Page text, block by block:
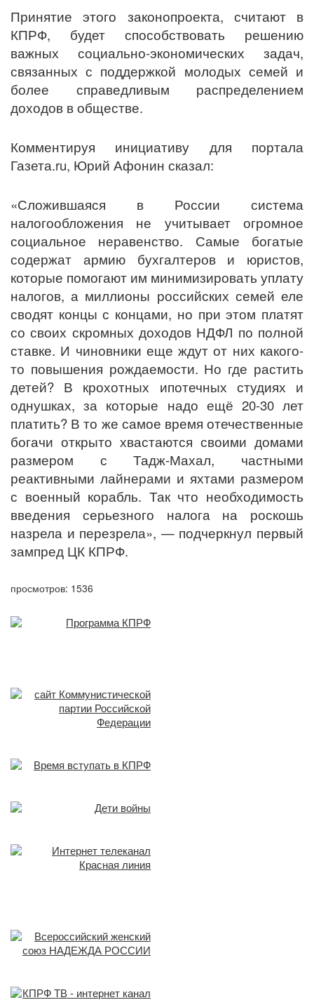
Принятие этого законопроекта, считают в
КПРФ, будет способствовать решению
важных социально-экономических задач,
связанных с поддержкой молодых семей и
более справедливым распределением
доходов в обществе.
Комментируя инициативу для портала
Газета.ru, Юрий Афонин сказал:
«Сложившаяся в России система
налогообложения не учитывает огромное
социальное неравенство. Самые богатые
содержат армию бухгалтеров и юристов,
которые помогают им минимизировать уплату
налогов, а миллионы российских семей еле
сводят концы с концами, но при этом платят
со своих скромных доходов НДФЛ по полной
ставке. И чиновники еще ждут от них какого-
то повышения рождаемости. Но где растить
детей? В крохотных ипотечных студиях и
однушках, за которые надо ещё 20-30 лет
платить? В то же самое время отечественные
богачи открыто хвастаются своими домами
размером с Тадж-Махал, частными
реактивными лайнерами и яхтами размером
с военный корабль. Так что необходимость
введения серьезного налога на роскошь
назрела и перезрела», — подчеркнул первый
зампред ЦК КПРФ.
просмотров: 1536